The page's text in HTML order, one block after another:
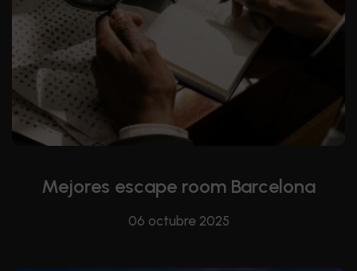
Mejores escape room Barcelona
06 octubre 2025